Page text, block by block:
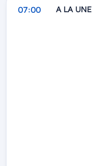
07:00 A LA